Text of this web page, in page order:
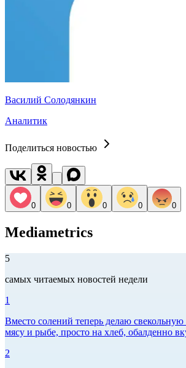
Василий Солодянкин
Аналитик
Поделиться новостью
0 0 0 0 0
Mediametrics
5
самых читаемых новостей недели
1
Вместо солений теперь делаю
мясу и рыбе, просто на хлеб, обалденно
2